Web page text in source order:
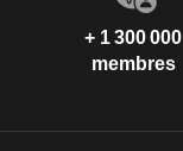
+ 1 300 000
membres